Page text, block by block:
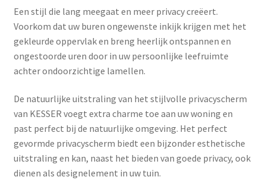
Een stijl die lang meegaat en meer privacy creëert.
Voorkom dat uw buren ongewenste inkijk krijgen met het
gekleurde oppervlak en breng heerlijk ontspannen en
ongestoorde uren door in uw persoonlijke leefruimte
achter ondoorzichtige lamellen.
De natuurlijke uitstraling van het stijlvolle privacyscherm
van KESSER voegt extra charme toe aan uw woning en
past perfect bij de natuurlijke omgeving. Het perfect
gevormde privacyscherm biedt een bijzonder esthetische
uitstraling en kan, naast het bieden van goede privacy, ook
dienen als designelement in uw tuin.